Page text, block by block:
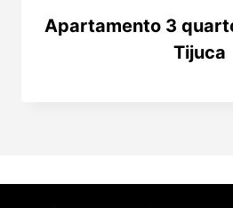
Apartamento 3
Tijuca